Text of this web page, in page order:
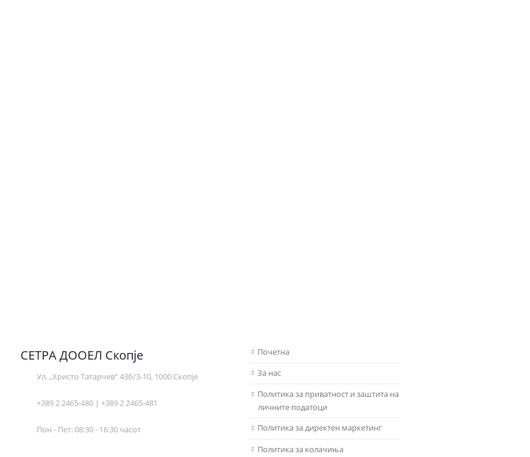
СЕТРА ДООЕЛ Скопје
Ул. „Христо Татарчев“ 43б/3-10, 1000 Скопје
+389 2 2465-480 | +389 2 2465-481
Пон - Пет: 08:30 - 16:30 часот
Почетна
За нас
Политика за приватност и заштита на
личните податоци
Политика за директен маркетинг
Политика за колачиња